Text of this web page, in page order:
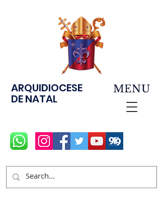
ARQUIDIOCESE
DE NATAL
MENU